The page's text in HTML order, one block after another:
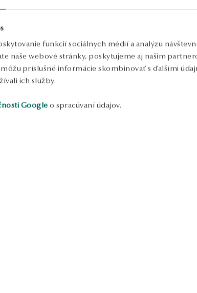
funkcií sociálnych médií a analýzu
naše webové stránky, poskytujeme aj našim
príslušné informácie skombinovať s ďalšími
ich služby.
Google o spracúvaní údajov.